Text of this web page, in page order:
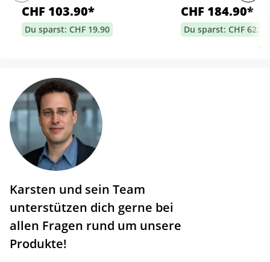
CHF 103.90*
Du sparst: CHF 19.90
CHF 184.90*
Du sparst: CHF 62.70
Karsten und sein Team
unterstützen dich gerne bei
allen Fragen rund um unsere
Produkte!